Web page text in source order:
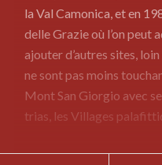
la Val Camonica, et en
delle Grazie où l’on peut
ajouter d’autres sites,
ne sont pas moins
Mont San Giorgio avec
trias, les Villages